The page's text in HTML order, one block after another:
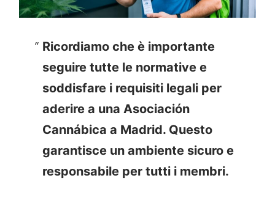
Ricordiamo che è importante
seguire tutte le normative e
soddisfare i requisiti legali per
aderire a una Asociación
Cannábica a Madrid. Questo
garantisce un ambiente sicuro e
responsabile per tutti i membri.